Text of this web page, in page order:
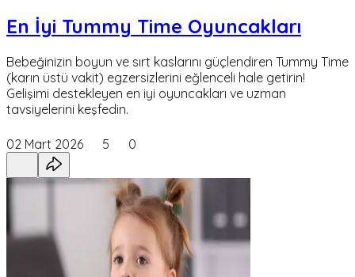
En İyi Tummy Time Oyuncakları
Bebeğinizin boyun ve sırt kaslarını güçlendiren Tummy Time
(karın üstü vakit) egzersizlerini eğlenceli hale getirin!
Gelişimi destekleyen en iyi oyuncakları ve uzman
tavsiyelerini keşfedin.
02 Mart 2026 5 0